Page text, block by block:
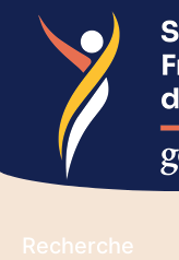
Recherche